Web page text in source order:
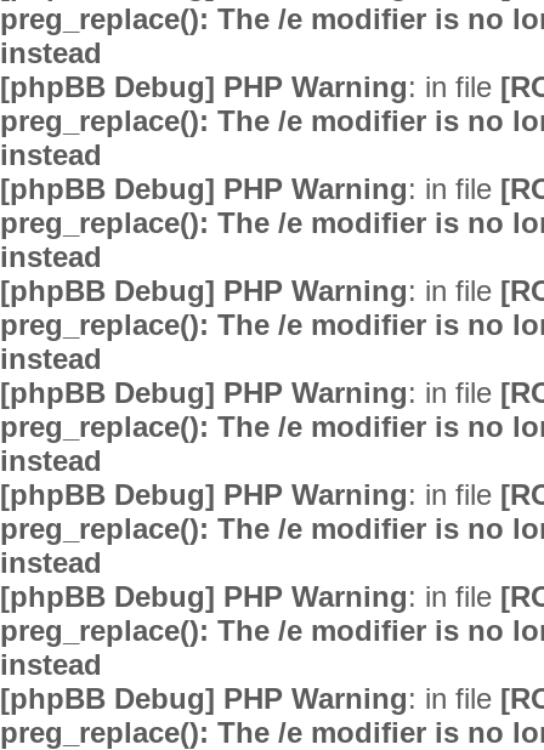
preg_replace(): The /e modifier is no
instead
[phpBB Debug] PHP Warning: in file
preg_replace(): The /e modifier is no
instead
[phpBB Debug] PHP Warning: in file
preg_replace(): The /e modifier is no
instead
[phpBB Debug] PHP Warning: in file
preg_replace(): The /e modifier is no
instead
[phpBB Debug] PHP Warning: in file
preg_replace(): The /e modifier is no
instead
[phpBB Debug] PHP Warning: in file
preg_replace(): The /e modifier is no
instead
[phpBB Debug] PHP Warning: in file
preg_replace(): The /e modifier is no
instead
[phpBB Debug] PHP Warning: in file
preg_replace(): The /e modifier is no